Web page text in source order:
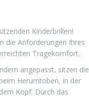
Kinderbrillen!
die Anforderungen Ihres
Tragekomfort.
angepasst, sitzen die
Herumtoben, in der
Kopf. Durch das